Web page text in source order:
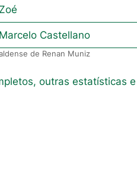
Zoé
Marcelo Castellano
de Renan Muniz
outras estatísticas